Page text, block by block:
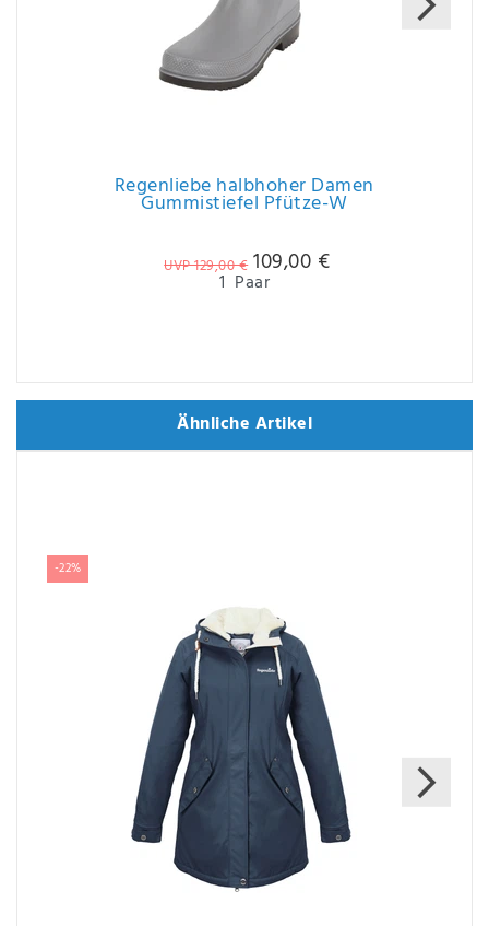
Regenliebe halbhoher Damen
Gummistiefel Pfütze-W
UVP 129,00 € 109,00 €
1 Paar
Ähnliche Artikel
-22%